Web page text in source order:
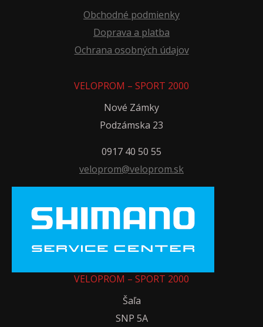
Obchodné podmienky
Doprava a platba
Ochrana osobných údajov
VELOPROM – SPORT 2000
Nové Zámky
Podzámska 23
0917 40 50 55
veloprom@veloprom.sk
VELOPROM – SPORT 2000
Šaľa
SNP 5A